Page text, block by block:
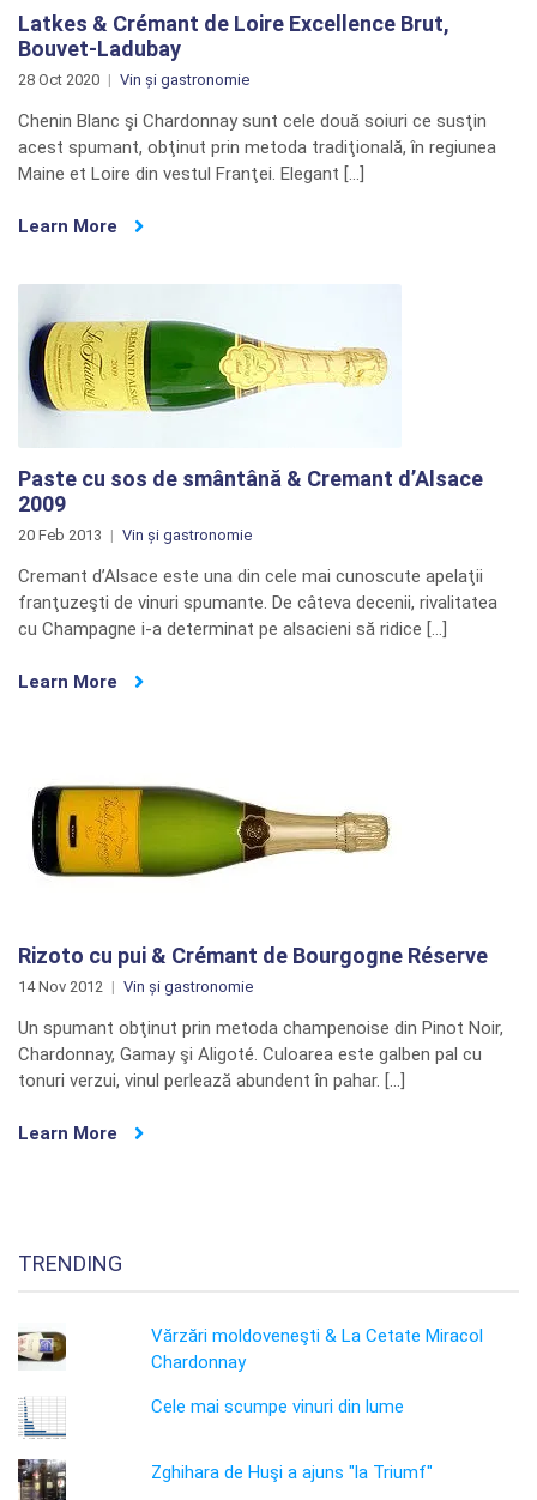
Latkes & Crémant de Loire Excellence Brut,
Bouvet-Ladubay
28 Oct 2020 Vin și gastronomie
Chenin Blanc şi Chardonnay sunt cele două soiuri ce susţin
acest spumant, obţinut prin metoda tradiţională, în regiunea
Maine et Loire din vestul Franţei. Elegant […]
Learn More
Paste cu sos de smântână & Cremant d’Alsace
2009
20 Feb 2013 Vin și gastronomie
Cremant d’Alsace este una din cele mai cunoscute apelaţii
franţuzeşti de vinuri spumante. De câteva decenii, rivalitatea
cu Champagne i-a determinat pe alsacieni să ridice […]
Learn More
Rizoto cu pui & Crémant de Bourgogne Réserve
14 Nov 2012 Vin și gastronomie
Un spumant obţinut prin metoda champenoise din Pinot Noir,
Chardonnay, Gamay şi Aligoté. Culoarea este galben pal cu
tonuri verzui, vinul perlează abundent în pahar. […]
Learn More
TRENDING
Vărzări moldoveneşti & La Cetate Miracol
Chardonnay
Cele mai scumpe vinuri din lume
Zghihara de Huşi a ajuns "la Triumf"